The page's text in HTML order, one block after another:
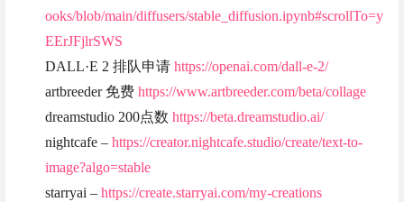
ooks/blob/main/diffusers/stable_diffusion.ipynb#scrollTo=y
EErJFjlrSWS
DALL·E 2 排队申请 https://openai.com/dall-e-2/
artbreeder 免费 https://www.artbreeder.com/beta/collage
dreamstudio 200点数 https://beta.dreamstudio.ai/
nightcafe – https://creator.nightcafe.studio/create/text-to-
image?algo=stable
starryai – https://create.starryai.com/my-creations